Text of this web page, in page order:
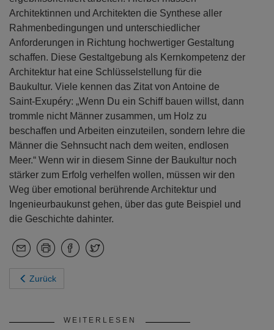
Architektinnen und Architekten die Synthese aller
Rahmenbedingungen und unterschiedlicher
Anforderungen in Richtung hochwertiger Gestaltung
schaffen. Diese Gestaltgebung als Kernkompetenz der
Architektur hat eine Schlüsselstellung für die
Baukultur. Viele kennen das Zitat von Antoine de
Saint-Exupéry: „Wenn Du ein Schiff bauen willst, dann
trommle nicht Männer zusammen, um Holz zu
beschaffen und Arbeiten einzuteilen, sondern lehre die
Männer die Sehnsucht nach dem weiten, endlosen
Meer.“ Wenn wir in diesem Sinne der Baukultur noch
stärker zum Erfolg verhelfen wollen, müssen wir den
Weg über emotional berührende Architektur und
Ingenieurbaukunst gehen, über das gute Beispiel und
die Geschichte dahinter.
Zurück
WEITERLESEN